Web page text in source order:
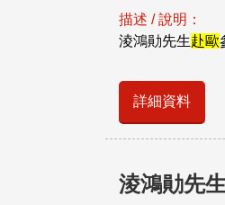
描述 / 說明：
淩鴻勛先生赴歐
詳細資料
淩鴻勛先生